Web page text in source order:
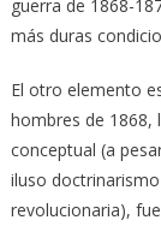
guerra de 1868-
más duras
El otro elemento
hombres de 1868,
con­ceptual (a
iluso
revolucionaria),